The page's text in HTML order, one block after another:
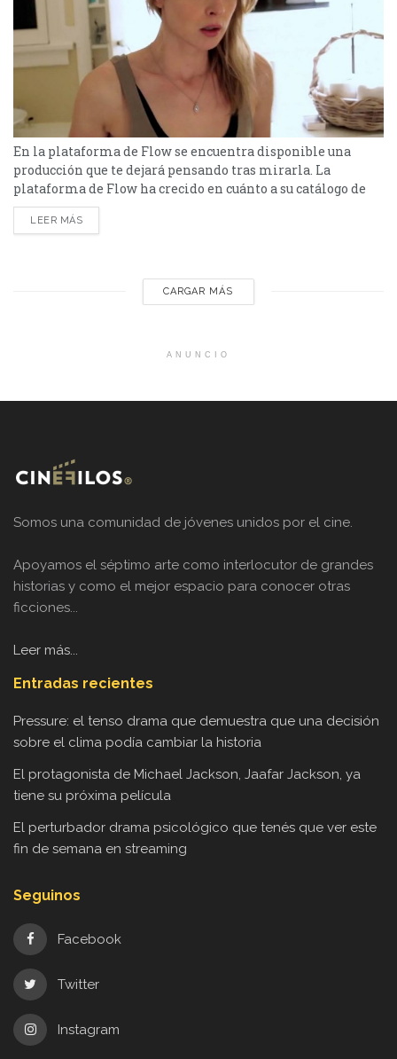
En la plataforma de Flow se encuentra disponible una
producción que te dejará pensando tras mirarla. La
plataforma de Flow ha crecido en cuánto a su catálogo de
películas y series disponibles. En esta oportunidad te
recomendaremos un título disponible en la plataforma
LEER MÁS
CARGAR MÁS
ANUNCIO
Somos una comunidad de jóvenes unidos por el cine.
Apoyamos el séptimo arte como interlocutor de grandes
historias y como el mejor espacio para conocer otras
ficciones...
Leer más...
Entradas recientes
Pressure: el tenso drama que demuestra que una decisión
sobre el clima podía cambiar la historia
El protagonista de Michael Jackson, Jaafar Jackson, ya
tiene su próxima película
El perturbador drama psicológico que tenés que ver este
fin de semana en streaming
Seguinos
Facebook
Twitter
Instagram